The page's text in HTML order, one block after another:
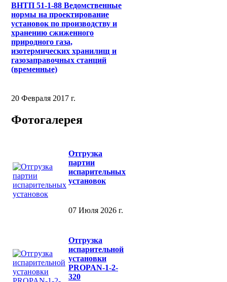
ВНТП 51-1-88 Ведомственные
нормы на проектирование
установок по производству и
хранению сжиженного
природного газа,
изотермических хранилищ и
газозаправочных станций
(временные)
20 Февраля 2017 г.
Фотогалерея
Отгрузка
партии
испарительных
установок
07 Июля 2026 г.
Отгрузка
испарительной
установки
PROPAN-1-2-
320